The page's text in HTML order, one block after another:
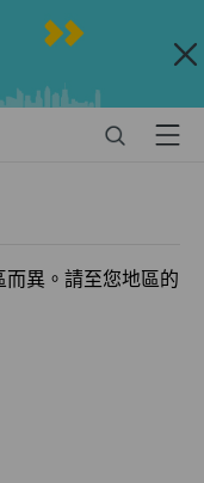
Close
SearchMenu
異。請至您地區的